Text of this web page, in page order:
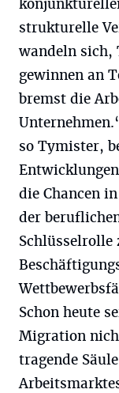
strukturelle
wandeln sich,
gewinnen an
bremst die
so Tymister,
die Chancen
der
Schlüsselrolle
Schon heute
Migration
tragende